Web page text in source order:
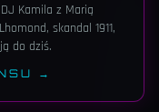
Kamila z Marią
skandal 1911,
do dziś.
→